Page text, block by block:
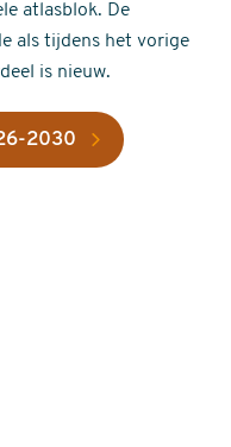
atlasblok. De
als tijdens het vorige
is nieuw.
2030